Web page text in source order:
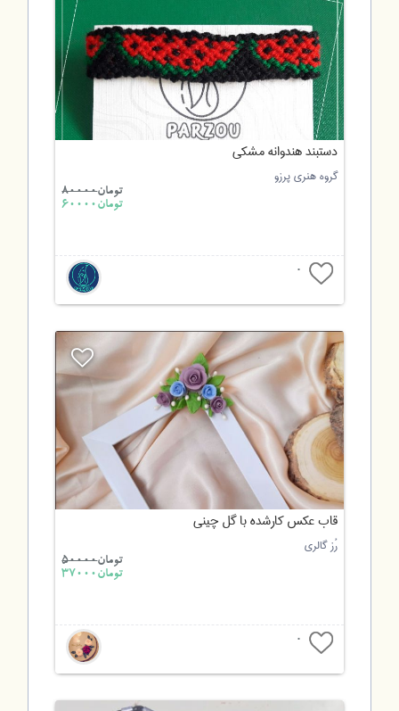
دستبند هندوانه مشکی
گروه هنری پرزو
تومان80000
تومان60000
0
قاب عکس کارشده با گل چینی
رُز گالری
تومان50000
تومان37000
0